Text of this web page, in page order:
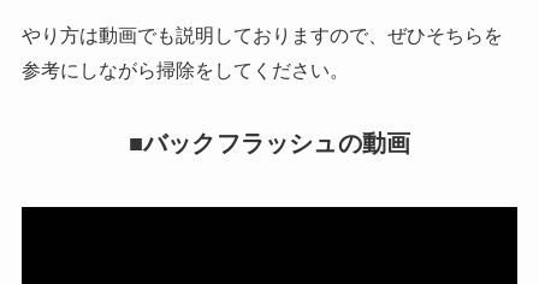
やり方は動画でも説明しておりますので、ぜひそちらを
参考にしながら掃除をしてください。
■バックフラッシュの動画